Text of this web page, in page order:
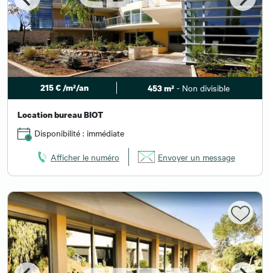
215 € /m²/an 453 m² - Non divisible
Location bureau BIOT
Disponibilité : immédiate
Afficher le numéro Envoyer un message